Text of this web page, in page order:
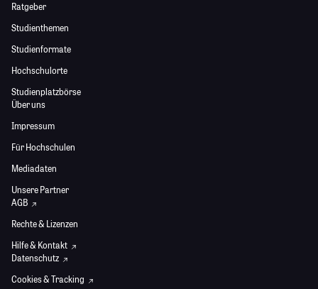
Ratgeber
Studienthemen
Studienformate
Hochschulorte
Studienplatzbörse
Über uns
Impressum
Für Hochschulen
Mediadaten
Unsere Partner
AGB
Rechte & Lizenzen
Hilfe & Kontakt
Datenschutz
Cookies & Tracking